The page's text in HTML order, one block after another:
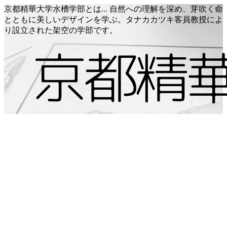
京都精華大学水槽学部とは... 自然への理解を深め、芽吹く命
とともに美しいデザインを学ぶ。タナカカツキ客員教授によ
り設立された架空の学部です。